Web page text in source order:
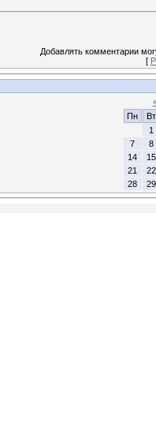
Добавлять комментарии
[
Пн
Вт
1
7
8
14
15
21
22
28
29